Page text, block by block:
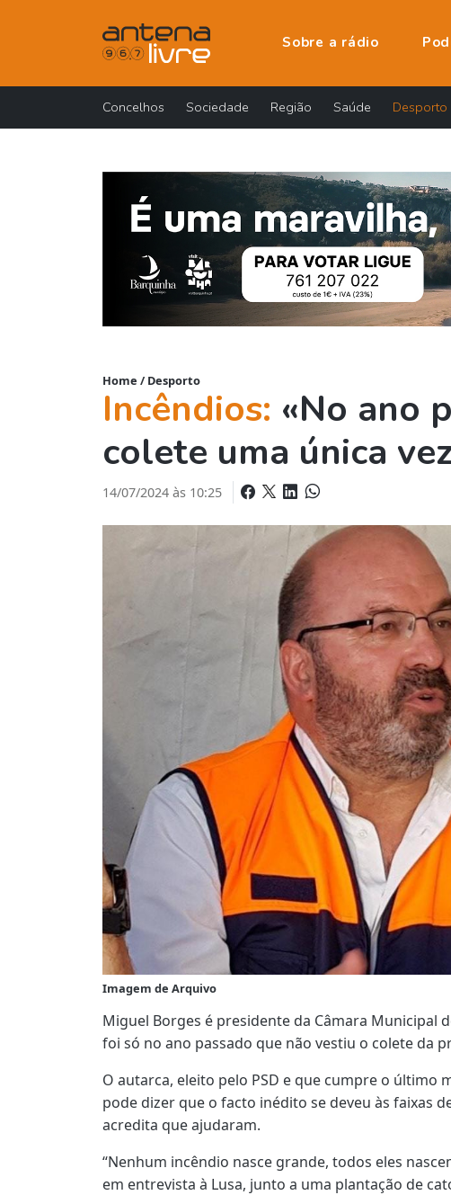
Sobre a rádio
Concelhos Sociedade Região Saúde Desporto
Home / Desporto
Incêndios: «No ano
colete uma única
14/07/2024 às 10:25
Imagem de Arquivo
Miguel Borges é presidente da Câmara Municipal
foi só no ano passado que não vestiu o colete da
O autarca, eleito pelo PSD e que cumpre o último
pode dizer que o facto inédito se deveu às faixas
acredita que ajudaram.
“Nenhum incêndio nasce grande, todos eles
em entrevista à Lusa, junto a uma plantação de